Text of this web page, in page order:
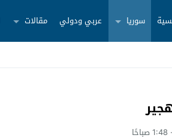
سوريا عربي ودولي مقالات